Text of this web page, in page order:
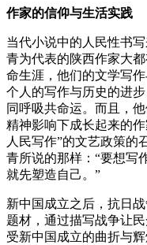
作家的信仰与生活实践
当代小说中的人民性书
青为代表的陕西作家大
命生涯，他们的文学写
个人的写作与历史的进
同呼吸共命运。而且，
精神影响下成长起来的
人民写作”的文艺政策的
青所说的那样：“要想写
就先塑造自己。”
新中国成立之后，抗日
题材，通过描写战争让
受新中国成立的曲折与